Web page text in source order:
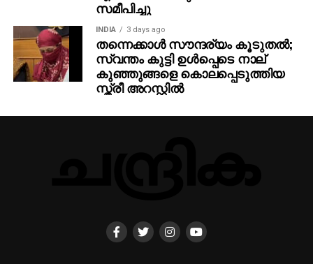
രക്തക്കുഴലുകളുടെ പ്രവര്‍ത്തനം മെച്ചപ്പെടുത്തുകയും
രക്തസമ്മര്‍ദം നിയന്ത്രിക്കാനും സഹായിക്കുന്നു.
ആഹാരക്രമത്തില്‍ വലിയ മാറ്റങ്ങള്‍
വരുത്തുന്നതിനുമുന്‍പ് നിര്‍ബന്ധമായും ഒരു
ന്യൂട്രീഷനിസ്റ്റിന്റെയോ ആരോഗ്യവിദഗ്ധന്റെയോ
ഉപദേശം തേടണമെന്ന് വിദഗ്ധര്‍ മുന്നറിയിപ്പ്
സമീപിച്ചു
INDIA 3 days ago
തന്നെക്കാള്‍ സൗന്ദര്യം കൂടുതല്‍;
സ്വന്തം കുട്ടി ഉള്‍പ്പെടെ നാല്
കുഞ്ഞുങ്ങളെ കൊലപ്പെടുത്തിയ
സ്ത്രീ അറസ്റ്റില്‍